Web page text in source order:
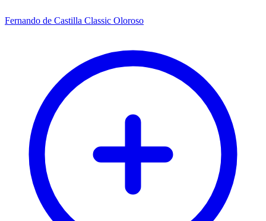
Fernando de Castilla Classic Oloroso